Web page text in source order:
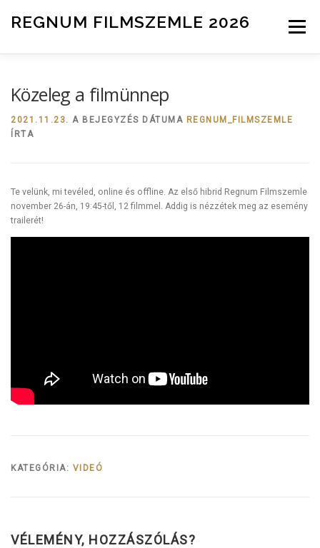
REGNUM FILMSZEMLE 2026 Menü
Közeleg a filmünnep
2021.11.23. A BEJEGYZÉS DÁTUMA REGNUM_FILMSZEMLE
ÍRTA
Te velünk, mi tevéled, online és offline. Az első hibrid Regnum Filmszemle
november 26-án, 19:45-től, 12 filmmel. Addig is nézzétek meg az esemény
trailerét!
KATEGÓRIA: VIDEÓ
VÉLEMÉNY, HOZZÁSZÓLÁS?